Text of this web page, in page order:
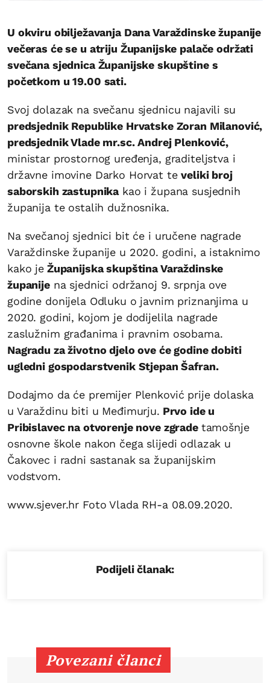
U okviru obilježavanja Dana Varaždinske županije
večeras će se u atriju Županijske palače održati
svečana sjednica Županijske skupštine s
početkom u 19.00 sati.
Svoj dolazak na svečanu sjednicu najavili su
predsjednik Republike Hrvatske Zoran Milanović,
predsjednik Vlade mr.sc. Andrej Plenković,
ministar prostornog uređenja, graditeljstva i
državne imovine Darko Horvat teveliki broj
saborskih zastupnikakao i župana susjednih
županija te ostalih dužnosnika.
Na svečanoj sjednici bit će i uručene nagrade
Varaždinske županije u 2020. godini, a istaknimo
kako je Županijska skupština Varaždinske
županijena sjednici održanoj 9. srpnja ove
godine donijela Odluku o javnim priznanjima u
2020. godini, kojom je dodijelila nagrade
zaslužnim građanima i pravnim osobama.
Nagradu za životno djelo ove će godine dobiti
ugledni gospodarstvenik Stjepan Šafran.
Dodajmo da će premijer Plenković prije dolaska
u Varaždinu biti u Međimurju. Prvo ide u
Pribislavec na otvorenje nove zgrade tamošnje
osnovne škole nakon čega slijedi odlazak u
Čakovec i radni sastanak sa županijskim
vodstvom.
www.sjever.hr Foto Vlada RH-a 08.09.2020.
Podijeli članak:
Povezani članci